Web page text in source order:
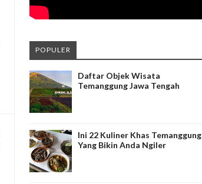
POPULER
Daftar Objek Wisata
Temanggung Jawa Tengah
Ini 22 Kuliner Khas Temanggung
Yang Bikin Anda Ngiler